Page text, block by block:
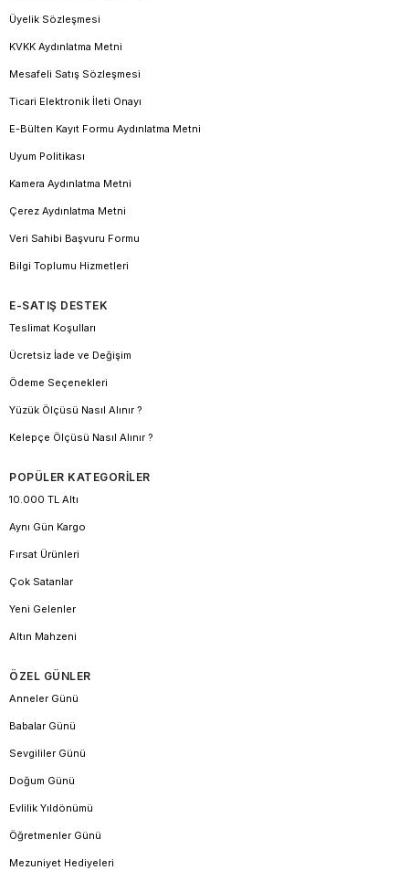
Üyelik Sözleşmesi
KVKK Aydınlatma Metni
Mesafeli Satış Sözleşmesi
Ticari Elektronik İleti Onayı
E-Bülten Kayıt Formu Aydınlatma Metni
Uyum Politikası
Kamera Aydınlatma Metni
Çerez Aydınlatma Metni
Veri Sahibi Başvuru Formu
Bilgi Toplumu Hizmetleri
E-SATIŞ DESTEK
Teslimat Koşulları
Ücretsiz İade ve Değişim
Ödeme Seçenekleri
Yüzük Ölçüsü Nasıl Alınır ?
Kelepçe Ölçüsü Nasıl Alınır ?
POPÜLER KATEGORİLER
10.000 TL Altı
Aynı Gün Kargo
Fırsat Ürünleri
Çok Satanlar
Yeni Gelenler
Altın Mahzeni
ÖZEL GÜNLER
Anneler Günü
Babalar Günü
Sevgililer Günü
Doğum Günü
Evlilik Yıldönümü
Öğretmenler Günü
Mezuniyet Hediyeleri